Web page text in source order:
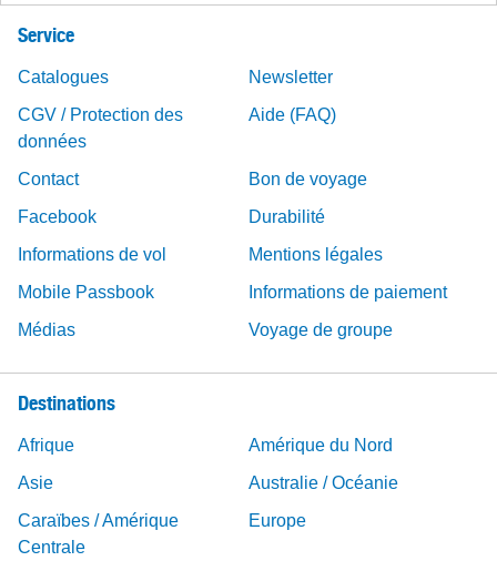
Service
Catalogues
Newsletter
CGV / Protection des
données
Aide (FAQ)
Contact
Bon de voyage
Facebook
Durabilité
Informations de vol
Mentions légales
Mobile Passbook
Informations de paiement
Médias
Voyage de groupe
Destinations
Afrique
Amérique du Nord
Asie
Australie / Océanie
Caraïbes / Amérique
Centrale
Europe